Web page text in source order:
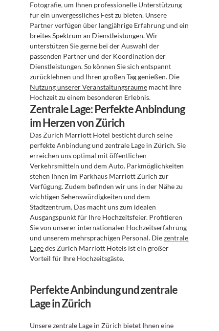
Fotografie, um Ihnen professionelle Unterstützung
für ein unvergessliches Fest zu bieten. Unsere
Partner verfügen über langjährige Erfahrung und ein
breites Spektrum an Dienstleistungen. Wir
unterstützen Sie gerne bei der Auswahl der
passenden Partner und der Koordination der
Dienstleistungen. So können Sie sich entspannt
Nutzung unserer Veranstaltungsräume macht Ihre
Hochzeit zu einem besonderen Erlebnis.
Zentrale Lage: Perfekte Anbindung
im Herzen von Zürich
Das Zürich Marriott Hotel besticht durch seine
perfekte Anbindung und zentrale Lage in Zürich. Sie
erreichen uns optimal mit öffentlichen
Verkehrsmitteln und dem Auto. Parkmöglichkeiten
stehen Ihnen im Parkhaus Marriott Zürich zur
Verfügung. Zudem befinden wir uns in der Nähe zu
wichtigen Sehenswürdigkeiten und dem
Stadtzentrum. Das macht uns zum idealen
Ausgangspunkt für Ihre Hochzeitsfeier. Profitieren
Sie von unserer internationalen Hochzeitserfahrung
und unserem mehrsprachigen Personal. Die zentrale
Lage des Zürich Marriott Hotels ist ein großer
Vorteil für Ihre Hochzeitsgäste.
Perfekte Anbindung und zentrale
Lage in Zürich
Unsere zentrale Lage in Zürich bietet Ihnen eine